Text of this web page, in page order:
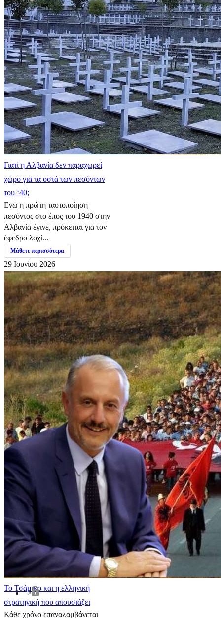
Γιατί η Αλβανία δεν παραχωρεί
χώρο για τα οστά των πεσόντων
του ‘40;
Ενώ η πρώτη ταυτοποίηση
πεσόντος στο έπος του 1940 στην
Αλβανία έγινε, πρόκειται για τον
έφεδρο λοχί...
Μάθετε περισσότερα
29 Ιουνίου 2026
​Το Τσάμικο και η ελληνική
στρατηγική που απουσιάζει
Κάθε χρόνο επαναλαμβάνεται
">